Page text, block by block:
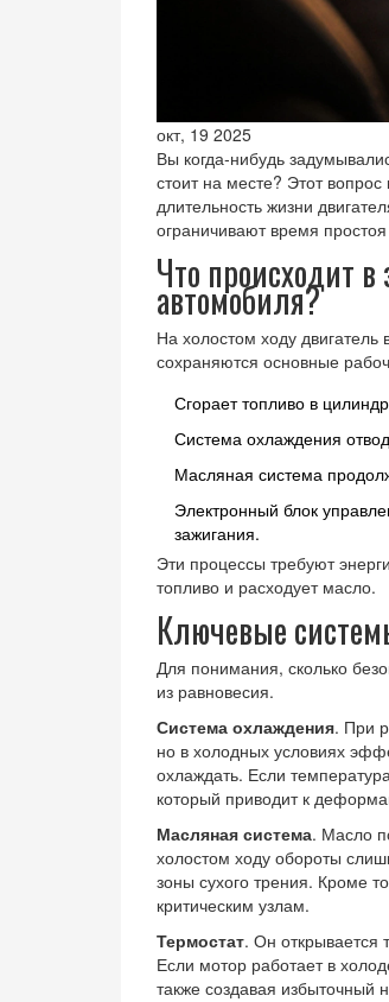
окт, 19 2025
Вы когда‑нибудь
стоит на месте? Этот
длительность жизни
ограничивают время
Что происходит в
автомобиля?
На холостом ходу
сохраняются основные
Сгорает топливо в
Система охлаждения
Масляная система
Электронный блок
зажигания.
Эти процессы требуют
топливо и расходует масло.
Ключевые
Для понимания, сколько
из равновесия.
Система охлаждения. При
но в холодных условиях
охлаждать. Если
который приводит к
Масляная система. Масло
холостом ходу обороты
зоны сухого трения. Кроме
критическим узлам.
Термостат. Он открывается
Если мотор работает в
также создавая избыточный